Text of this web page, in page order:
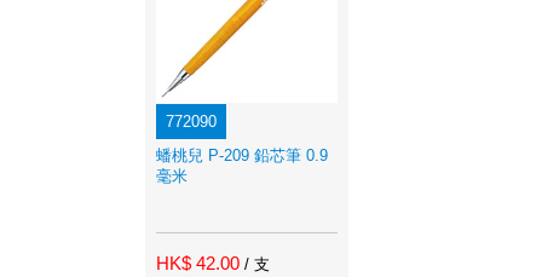
772090
蟠桃兒 P-209 鉛芯筆 0.9
毫米
HK$ 42.00 / 支